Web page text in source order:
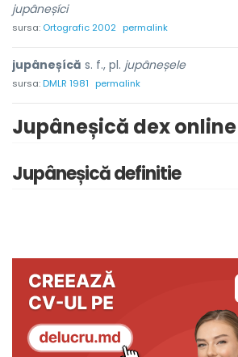
jupâneșíci
sursa: Ortografic 2002 permalink
jupâneșícă s. f., pl. jupâneșele
sursa:DMLR 1981 permalink
Jupâneșică dex
Jupâneșică definitie